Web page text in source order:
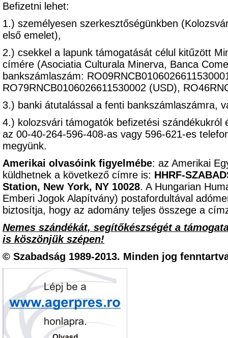
Befizetni lehet:
1.) személyesen szerkesztőségünkben
első emelet),
2.) csekkel a lapunk támogatását célul kitűzött
címére (Asociatia Culturala Minerva, Banca
bankszámlaszám:
RO79RNCB0106026611530002 (USD),
3.) banki átutalással a fenti bankszámlaszámra,
4.) kolozsvári támogatók befizetési
az 00-40-264-596-408-as vagy 596-621-es
megyünk.
Amerikai olvasóink figyelmébe: az Amerikai
küldhetnek a következő címre is: HHRF-
Station, New York, NY 10028. A Hungarian
Emberi Jogok Alapítvány) postafordultával
biztosítja, hogy az adomány teljes összege a
Nemes szándékát, segítőkészségét a
is köszönjük szépen!
© Szabadság 1989-2013. Minden jog